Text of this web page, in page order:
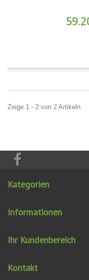
Zeige 1 - 2 von 2 Artikeln
Kategorien
Informationen
Ihr Kundenbereich
Kontakt